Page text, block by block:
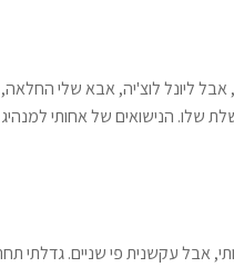
ליונל לוצ'יה, אבא שלי החלאה,
הנישואים של אחותי למנהיג
אבל עקשנית פי שניים.